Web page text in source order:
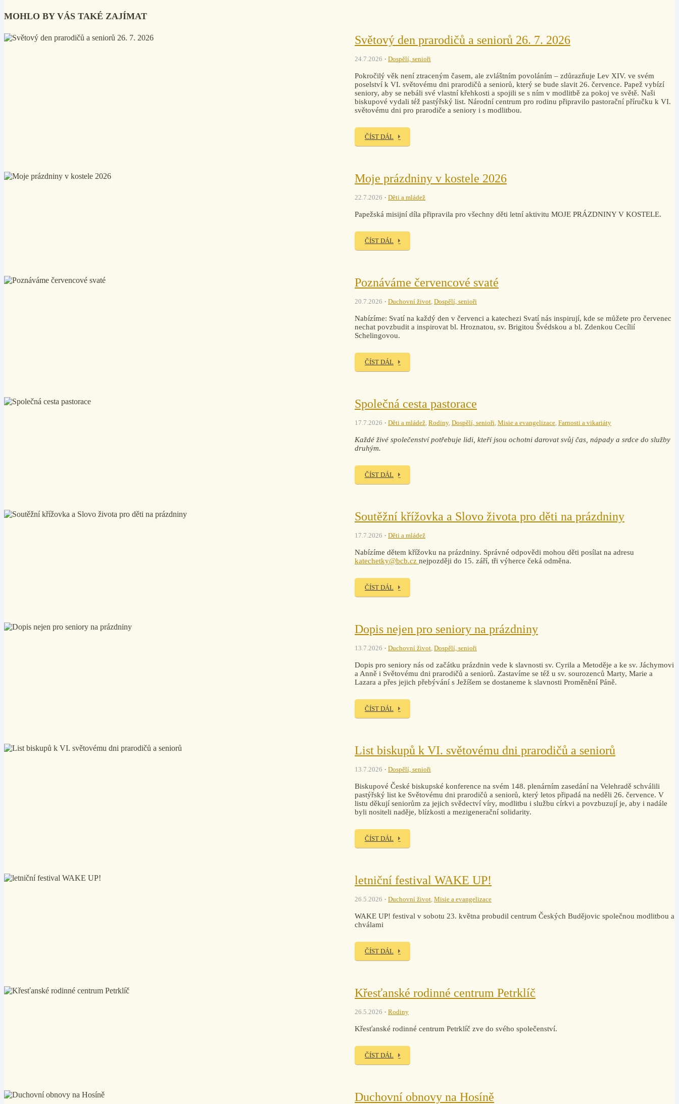
MOHLO BY VÁS TAKÉ ZAJÍMAT
Světový den prarodičů a seniorů 26. 7. 2026
24.7.2026 Dospělí, senioři
Pokročilý věk není ztraceným časem, ale zvláštním povoláním – zdůrazňuje Lev XIV. ve svém
poselství k VI. světovému dni prarodičů a seniorů, který se bude slavit 26. července. Papež vybízí
seniory, aby se nebáli své vlastní křehkosti a spojili se s ním v modlitbě za pokoj ve světě. Naši
biskupové vydali též pastýřský list. Národní centrum pro rodinu připravilo pastorační příručku k VI.
světovému dni pro prarodiče a seniory i s modlitbou.
ČÍST DÁL
Moje prázdniny v kostele 2026
22.7.2026 Děti a mládež
Papežská misijní díla připravila pro všechny děti letní aktivitu MOJE PRÁZDNINY V KOSTELE.
ČÍST DÁL
Poznáváme červencové svaté
20.7.2026 Duchovní život, Dospělí, senioři
Nabízíme: Svatí na každý den v červenci a katechezi Svatí nás inspirují, kde se můžete pro červenec
nechat povzbudit a inspirovat bl. Hroznatou, sv. Brigitou Švédskou a bl. Zdenkou Cecílií
Schelingovou.
ČÍST DÁL
Společná cesta pastorace
17.7.2026 Děti a mládež, Rodiny, Dospělí, senioři, Misie a evangelizace, Farnosti a vikariáty
Každé živé společenství potřebuje lidi, kteří jsou ochotni darovat svůj čas, nápady a srdce do služby
druhým.
ČÍST DÁL
Soutěžní křížovka a Slovo života pro děti na prázdniny
17.7.2026 Děti a mládež
Nabízíme dětem křížovku na prázdniny. Správné odpovědi mohou děti posílat na adresu
katechetky@bcb.cz nejpozději do 15. září, tři výherce čeká odměna.
ČÍST DÁL
Dopis nejen pro seniory na prázdniny
13.7.2026 Duchovní život, Dospělí, senioři
Dopis pro seniory nás od začátku prázdnin vede k slavnosti sv. Cyrila a Metoděje a ke sv. Jáchymovi
a Anně i Světovému dni prarodičů a seniorů. Zastavíme se též u sv. sourozenců Marty, Marie a
Lazara a přes jejich přebývání s Ježíšem se dostaneme k slavnosti Proměnění Páně.
ČÍST DÁL
List biskupů k VI. světovému dni prarodičů a seniorů
13.7.2026 Dospělí, senioři
Biskupové České biskupské konference na svém 148. plenárním zasedání na Velehradě schválili
pastýřský list ke Světovému dni prarodičů a seniorů, který letos připadá na neděli 26. července. V
listu děkují seniorům za jejich svědectví víry, modlitbu i službu církvi a povzbuzují je, aby i nadále
byli nositeli naděje, blízkosti a mezigenerační solidarity.
ČÍST DÁL
letniční festival WAKE UP!
26.5.2026 Duchovní život, Misie a evangelizace
WAKE UP! festival v sobotu 23. května probudil centrum Českých Budějovic společnou modlitbou a
chválami
ČÍST DÁL
Křesťanské rodinné centrum Petrklíč
26.5.2026 Rodiny
Křesťanské rodinné centrum Petrklíč zve do svého společenství.
ČÍST DÁL
Duchovní obnovy na Hosíně